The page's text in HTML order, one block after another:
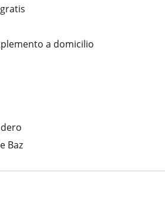
a domicilio
Baz